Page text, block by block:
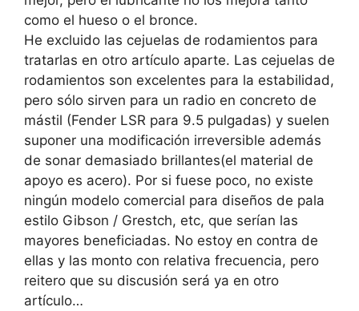
como el hueso o el bronce.
He excluido las cejuelas de rodamientos para
tratarlas en otro artículo aparte. Las cejuelas de
rodamientos son excelentes para la estabilidad,
pero sólo sirven para un radio en concreto de
mástil (Fender LSR para 9.5 pulgadas) y suelen
suponer una modificación irreversible además
de sonar demasiado brillantes(el material de
apoyo es acero). Por si fuese poco, no existe
ningún modelo comercial para diseños de pala
estilo Gibson / Grestch, etc, que serían las
mayores beneficiadas. No estoy en contra de
ellas y las monto con relativa frecuencia, pero
reitero que su discusión será ya en otro
artículo…